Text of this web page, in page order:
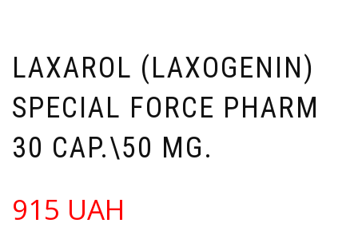
LAXAROL (LAXOGENIN)
SPECIAL FORCE PHARM
30 CAP.\50 MG.
915 UAH